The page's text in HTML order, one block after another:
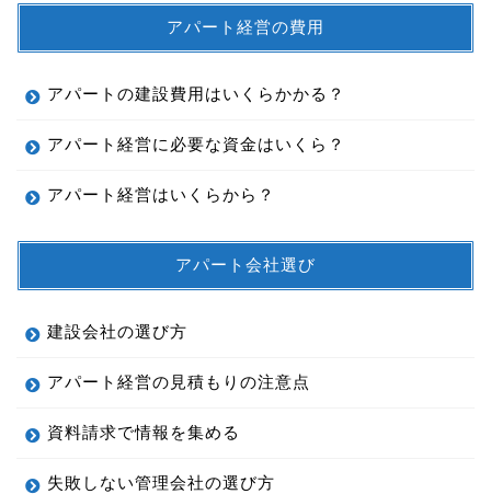
アパート経営の費用
アパートの建設費用はいくらかかる？
アパート経営に必要な資金はいくら？
アパート経営はいくらから？
アパート会社選び
建設会社の選び方
アパート経営の見積もりの注意点
資料請求で情報を集める
失敗しない管理会社の選び方